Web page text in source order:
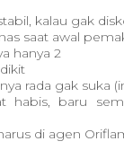
kalau gak
saat awal
hanya 2
rada gak suka
habis, baru
di agen